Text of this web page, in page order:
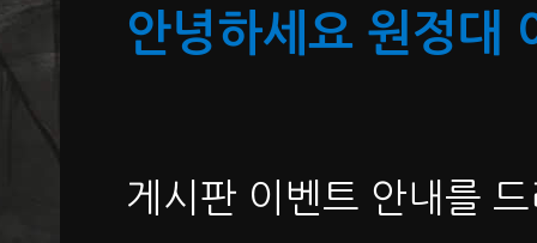
안녕하세요 원정대
게시판 이벤트 안내를